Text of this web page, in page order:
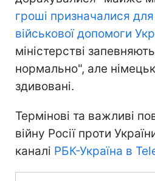
гроші призначалися
військової допомоги
міністерстві
нормально", але
здивовані.
Термінові та важливі
війну Росії проти
каналі РБК-Україна в